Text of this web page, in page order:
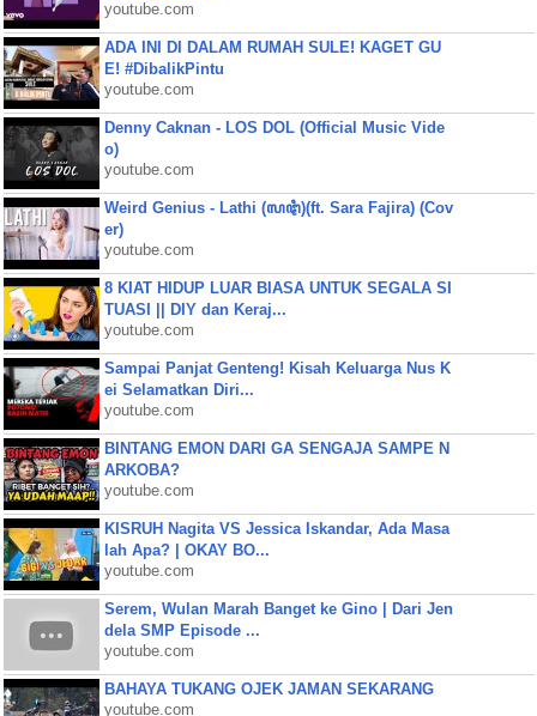
youtube.com
ADA INI DI DALAM RUMAH SULE! KAGET GU
E! #DibalikPintu
youtube.com
Denny Caknan - LOS DOL (Official Music Vide
o)
youtube.com
Weird Genius - Lathi (ꦭꦛꦶ)(ft. Sara Fajira) (Cov
er)
youtube.com
8 KIAT HIDUP LUAR BIASA UNTUK SEGALA SI
TUASI || DIY dan Keraj...
youtube.com
Sampai Panjat Genteng! Kisah Keluarga Nus K
ei Selamatkan Diri...
youtube.com
BINTANG EMON DARI GA SENGAJA SAMPE N
ARKOBA?
youtube.com
KISRUH Nagita VS Jessica Iskandar, Ada Masa
lah Apa? | OKAY BO...
youtube.com
Serem, Wulan Marah Banget ke Gino | Dari Jen
dela SMP Episode ...
youtube.com
BAHAYA TUKANG OJEK JAMAN SEKARANG
youtube.com